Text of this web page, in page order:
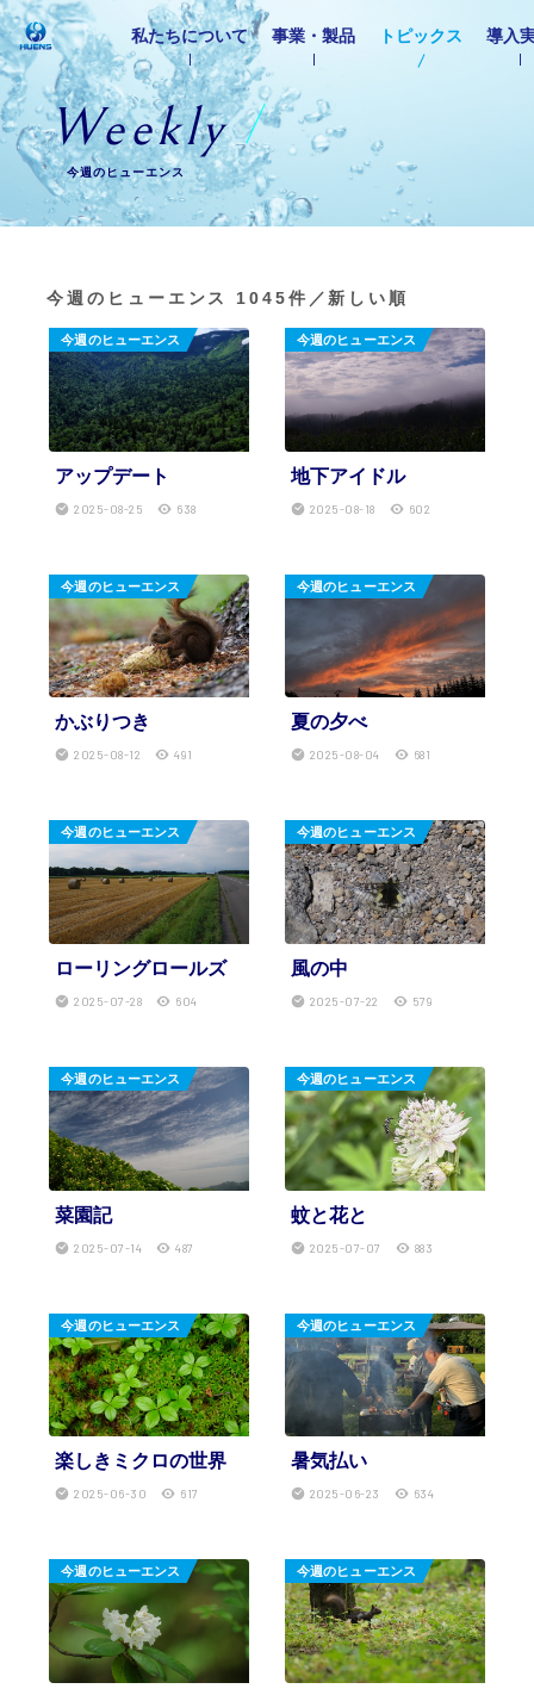
私たちについて 事業・製品 トピックス 導入
Weekly
今週のヒューエンス
今週のヒューエンス 1045件／新しい順
今週のヒューエンス
2025-08-25 638
アップデート
今週のヒューエンス
2025-08-18 602
地下アイドル
今週のヒューエンス
2025-08-12 491
かぶりつき
今週のヒューエンス
2025-08-04 681
夏の夕べ
今週のヒューエンス
2025-07-28 604
ローリングロールズ
今週のヒューエンス
2025-07-22 579
風の中
今週のヒューエンス
2025-07-14 487
菜園記
今週のヒューエンス
2025-07-07 883
蚊と花と
今週のヒューエンス
2025-06-30 617
楽しきミクロの世界
今週のヒューエンス
2025-06-23 634
暑気払い
今週のヒューエンス 今週のヒューエンス